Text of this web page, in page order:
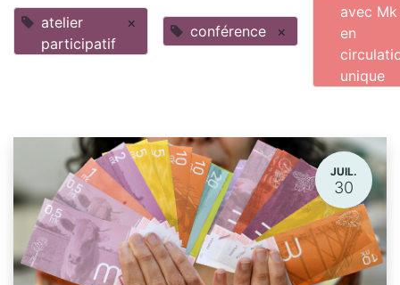
atelier
participatif
× conférence ×
avec Mk
en
unique
JUIL.
30